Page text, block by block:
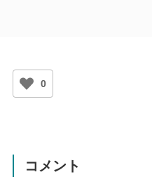
0
コメント